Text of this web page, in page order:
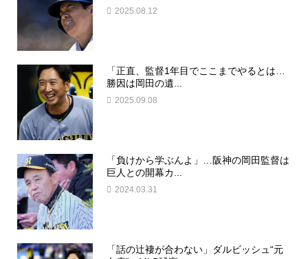
2025.08.12
「正直、監督1年目でここまでやるとは…
勝因は岡田の遺...
2025.09.08
「負けから学ぶんよ」…阪神の岡田監督は
巨人との開幕カ...
2024.03.31
「話の辻褄が合わない」ダルビッシュ“元